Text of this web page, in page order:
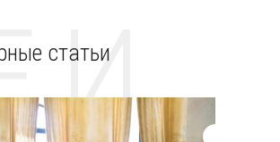
И
статьи